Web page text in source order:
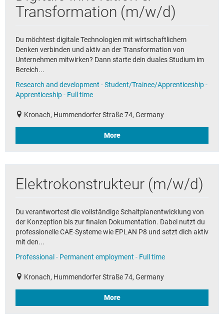
Transformation (m/w/d)
Du möchtest digitale Technologien mit wirtschaftlichem
Denken verbinden und aktiv an der Transformation von
Unternehmen mitwirken? Dann starte dein duales Studium im
Bereich...
Research and development - Student/Trainee/Apprenticeship -
Apprenticeship - Full time
Kronach, Hummendorfer Straße 74, Germany
More
Elektrokonstrukteur (m/w/d)
Du verantwortest die vollständige Schaltplanentwicklung von
der Konzeption bis zur finalen Dokumentation. Dabei nutzt du
professionelle CAE-Systeme wie EPLAN P8 und setzt dich aktiv
mit den...
Professional - Permanent employment - Full time
Kronach, Hummendorfer Straße 74, Germany
More